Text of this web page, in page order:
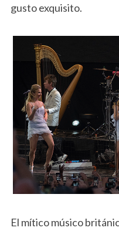
gusto exquisito.
El mítico músico